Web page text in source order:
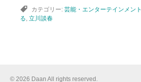
カテゴリー: 芸能・エンターテインメント
る, 立川談春
© 2026 Daan All rights reserved.